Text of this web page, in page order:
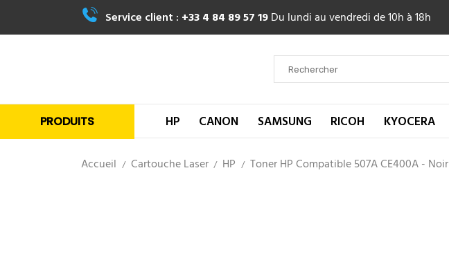
Service client : +33 4 84 89 57 19Du lundi au vendredi de 10h à 18h
PRODUITS HP CANON SAMSUNG RICOH KYOCERA
Accueil Cartouche Laser HP Toner HP Compatible 507A CE400A - Noir